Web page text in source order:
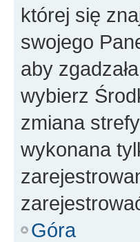
której się
swojego
aby
wybierz
zmiana
wykonana
Góra